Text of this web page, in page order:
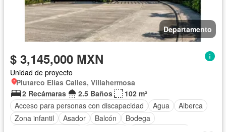
Departamento
$ 3,145,000 MXN
Unidad de proyecto
Plutarco Elías Calles, Villahermosa
2 Recámaras
2.5 Baños
102 m²
Acceso para personas con discapacidad
Agua
Alberca
Zona infantil
Asador Balcón
Bodega